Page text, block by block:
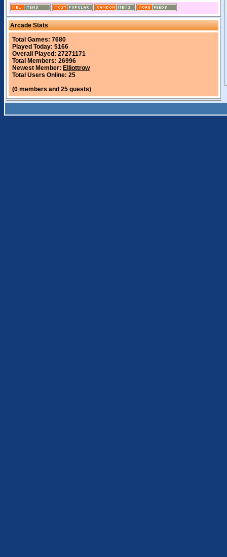
Arcade Stats
Total Games: 7680
Played Today: 5166
Overall Played: 27271171
Total Members: 26996
Newest Member: Elliottrow
Total Users Online: 25
(0 members and 25 guests)